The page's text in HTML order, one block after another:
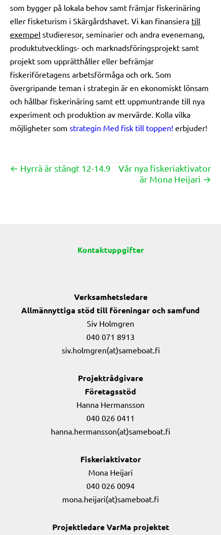
som bygger på lokala behov samt främjar fiskerinäring
eller fisketurism i Skärgårdshavet. Vi kan finansiera till
exempel studieresor, seminarier och andra evenemang,
produktutvecklings- och marknadsföringsprojekt samt
projekt som upprätthåller eller befrämjar
fiskeriföretagens arbetsförmåga och ork. Som
övergripande teman i strategin är en ekonomiskt lönsam
och hållbar fiskerinäring samt ett uppmuntrande till nya
experiment och produktion av mervärde. Kolla vilka
möjligheter som strategin Med fisk till toppen! erbjuder!
Posts
← Hyrrä är stängt 12-14.9
Vår nya fiskeriaktivator
är Mona Heijari →
Kontaktuppgifter
Verksamhetsledare
Allmännyttiga stöd till föreningar och samfund
Siv Holmgren
040 071 8913
siv.holmgren(at)sameboat.fi
Projektrådgivare
Företagsstöd
Hanna Hermansson
040 026 0411
hanna.hermansson(at)sameboat.fi
Fiskeriaktivator
Mona Heijari
040 026 0094
mona.heijari(at)sameboat.fi
Projektledare VarMa projektet